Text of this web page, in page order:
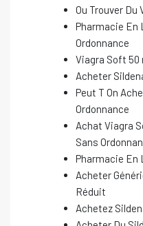
Ou Trouver
Pharmacie En
Ordonnance
Viagra Soft 50
Acheter
Peut T On
Ordonnance
Achat Viagra
Sans
Pharmacie En
Acheter
Réduit
Achetez